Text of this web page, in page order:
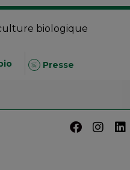
biologique
Presse